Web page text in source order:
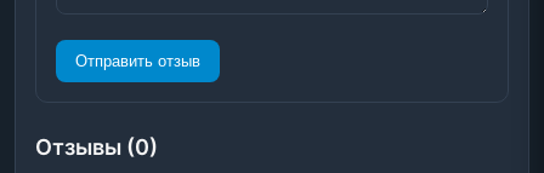
Отправить отзыв
Отзывы (0)